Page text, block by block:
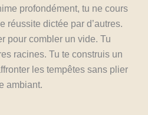
profondément, tu ne cours
réussite dictée par d’autres.
pour combler un vide. Tu
racines. Tu te construis un
les tempêtes sans plier
ambiant.